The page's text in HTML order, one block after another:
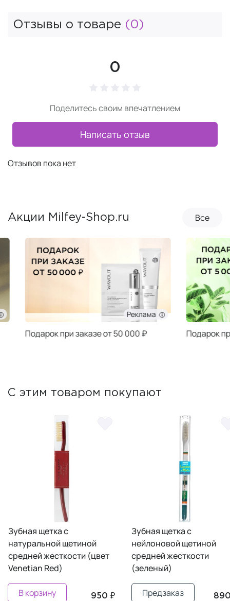
Отзывы о товаре (0)
0
Поделитесь своим впечатлением
Написать отзыв
Отзывов пока нет
Акции Milfey-Shop.ru Все
Реклама
Подарок при заказе от 50 000 ₽ Подарок при
С этим товаром покупают
Зубная щетка с
натуральной щетиной
средней жесткости (цвет
Venetian Red)
950 ₽
В корзину
Зубная щетка с
нейлоновой щетиной
средней жесткости
(зеленый)
Предзаказ